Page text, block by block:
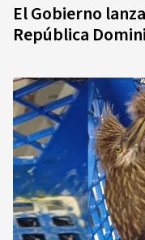
El Gobierno
República